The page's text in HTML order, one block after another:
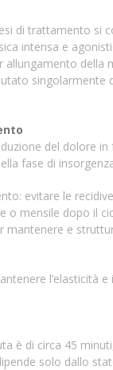
di trattamento si
intensa e
della
singolarmente
del dolore
fase di
evitare le
o mensile dopo il
mantenere e
l’elasticità e
è di circa 45
solo dallo